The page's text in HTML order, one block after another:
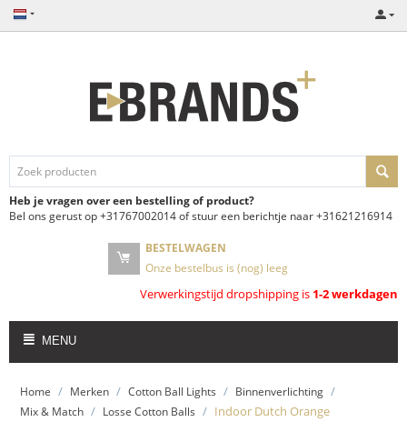
Heb je vragen over een bestelling of product?
Bel ons gerust op +31767002014 of stuur een berichtje naar +31621216914
BESTELWAGEN
Onze bestelbus is (nog) leeg
Verwerkingstijd dropshipping is 1-2 werkdagen
MENU
Home / Merken / Cotton Ball Lights / Binnenverlichting /
Mix & Match / Losse Cotton Balls / Indoor Dutch Orange